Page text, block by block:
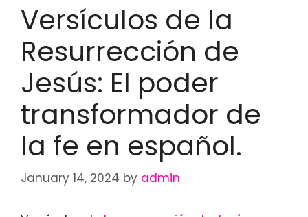
Versículos de la
Resurrección de
Jesús: El poder
transformador de
la fe en español.
January 14, 2024 by admin